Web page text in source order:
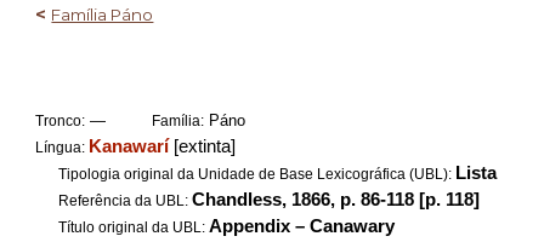
< Família Páno
Tronco: — Família: Páno
Língua: Kanawarí [extinta]
Tipologia original da Unidade de Base Lexicográfica (UBL): Lista
Referência da UBL:Chandless, 1866, p. 86-118 [p. 118]
Título original da UBL:Appendix – Canawary